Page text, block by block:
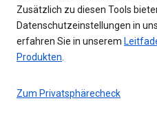
Zusätzlich zu diesen Tools
Datenschutzeinstellungen in
erfahren Sie in unserem
Produkten
Zum Privatsphärecheck